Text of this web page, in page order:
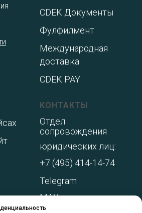
CDEK Документы
Фулфилмент
Международная
доставка
CDEK PAY
КОНТАКТЫ
Отдел
сопровождения
юридических лиц:
+7 (495) 414-14-74
Telegram
MAX